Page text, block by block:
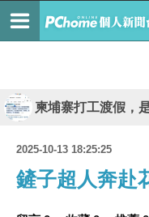
柬埔寨打工渡假，
2025-10-13 18:25:25
鏟子超人奔赴